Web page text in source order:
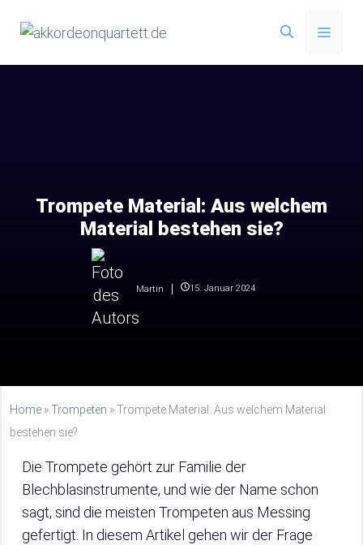
Inhalt
Menü
Trompete Material: Aus welchem
Material bestehen sie?
Martin 15. Januar 2024
Home »Trompeten »Trompete Material: Aus welchem Material
bestehen sie?
Die Trompete gehört zur Familie der
Blechblasinstrumente, und wie der Name schon
sagt, sind die meisten Trompeten aus Messing
gefertigt. In diesem Artikel gehen wir der Frage